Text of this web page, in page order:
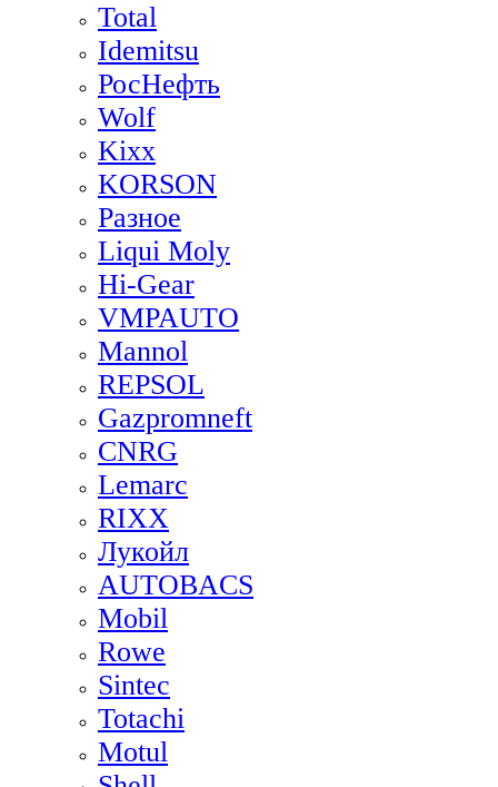
Total
Idemitsu
РосНефть
Wolf
Kixx
KORSON
Разное
Liqui Moly
Hi-Gear
VMPAUTO
Mannol
REPSOL
Gazpromneft
CNRG
Lemarc
RIXX
Лукойл
AUTOBACS
Mobil
Rowe
Sintec
Totachi
Motul